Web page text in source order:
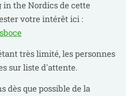
the Nordics de cette
votre intérêt ici :
très limité, les personnes
sur liste d'attente.
dès que possible de la